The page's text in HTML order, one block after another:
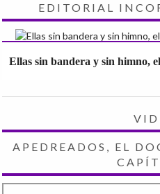
EDITORIAL
Ellas sin bandera y sin himno,
APEDREADOS, EL